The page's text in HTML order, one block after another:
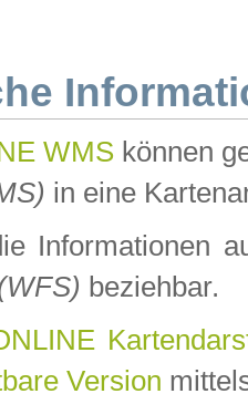
WMS können
in eine
Informationen
beziehbar.
Version